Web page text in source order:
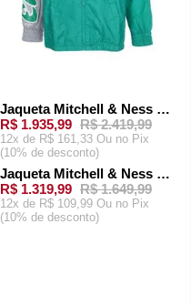
Jaqueta Mitchell & Ness Undeniable Full Zip Windbreaker Philadelphia Eagles Verde
R$ 1.935,99 R$ 2.419,99
12x de R$ 161,33 Ou no Pix
(10% de desconto)
ADICIONAR AO
CARRINHO
-20%
Jaqueta Mitchell & Ness NFL Windbreaker Oakland Raiders Preta
R$ 1.319,99 R$ 1.649,99
12x de R$ 109,99 Ou no Pix
(10% de desconto)